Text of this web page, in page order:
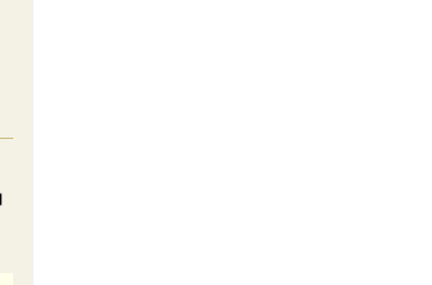
覺預覽，完整即時空氣品質資料請開啟